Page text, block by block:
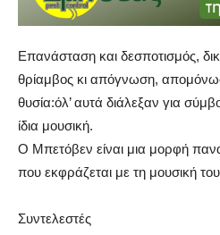
Επανάσταση και δεσποτισμός,
θρίαμβος κι απόγνωση,
θυσία:όλ’ αυτά διάλεξαν για
ίδια μουσική.
Ο Μπετόβεν είναι μια μορφή
που εκφράζεται με τη μουσική
Συντελεστές